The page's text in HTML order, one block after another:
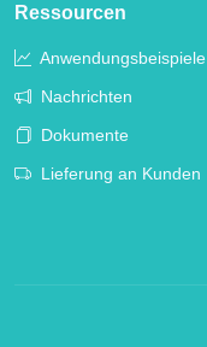
Ressourcen
Anwendungsbeispiele
Nachrichten
Dokumente
Lieferung an Kunden